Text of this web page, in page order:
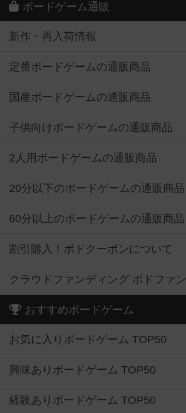
ボードゲーム通販
新作・再入荷情報
定番ボードゲームの通販商品
国産ボードゲームの通販商品
子供向けボードゲームの通販商品
2人用ボードゲームの通販商品
20分以下のボードゲームの通販商品
60分以上のボードゲームの通販商品
割引購入！ボドクーポンについて
クラウドファンディング ボドファン
おすすめボードゲーム
お気に入りボードゲーム TOP50
興味ありボードゲーム TOP50
経験ありボードゲーム TOP50